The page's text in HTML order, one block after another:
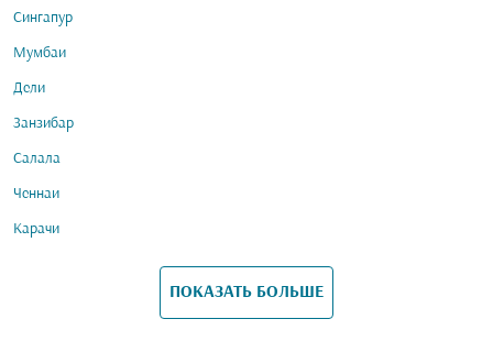
Сингапур
Мумбаи
Дели
Занзибар
Салала
Ченнаи
Карачи
ПОКАЗАТЬ БОЛЬШЕ